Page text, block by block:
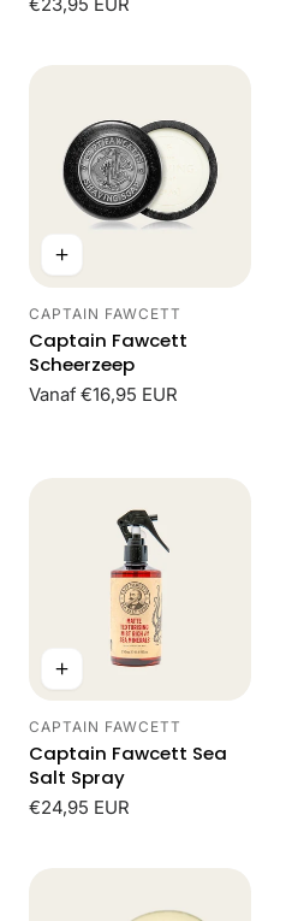
Normale
€23,95 EUR
Leverancier:
CAPTAIN FAWCETT
Captain Fawcett
Scheerzeep
Normale
Vanaf €16,95 EUR
Leverancier:
CAPTAIN FAWCETT
Captain Fawcett Sea
Salt Spray
Normale
€24,95 EUR